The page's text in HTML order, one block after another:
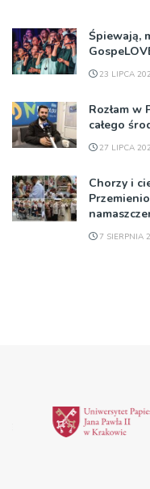
Śpiewają,
23 LIPCA
Rozłam w
całego
27 LIPCA
Chorzy i
7 SIERPNIA